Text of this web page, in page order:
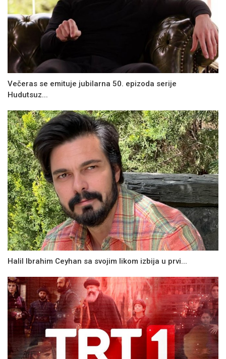
Večeras se emituje jubilarna 50. epizoda serije
Hudutsuz...
Halil Ibrahim Ceyhan sa svojim likom izbija u prvi...